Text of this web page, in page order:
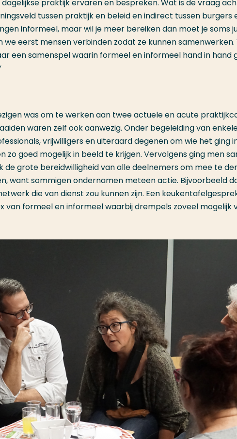
praktijk ervaren en bespreken. Wat is de vraag
tussen praktijk en beleid en indirect tussen burgers
informeel, maar wil je meer bereiken dan moet je soms
eerst mensen verbinden zodat ze kunnen samenwerken.
een samenspel waarin formeel en informeel hand in hand
was om te werken aan twee actuele en acute
waren zelf ook aanwezig. Onder begeleiding van
vrijwilligers en uiteraard degenen om wie het ging
zo goed mogelijk in beeld te krijgen. Vervolgens ging men
de grote bereidwilligheid van alle deelnemers om mee te
want sommigen ondernamen meteen actie. Bijvoorbeeld
die van dienst zou kunnen zijn. Een
van formeel en informeel waarbij drempels zoveel mogelijk